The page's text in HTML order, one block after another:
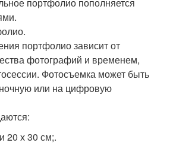
портфолио зависит от
фотографий и временем,
Фотосъемка может быть
или на цифровую
20 х 30 см;.